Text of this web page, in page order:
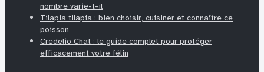
nombre varie-t-il
Tilapia tilapia : bien choisir, cuisiner et connaître ce
poisson
Credelio Chat : le guide complet pour protéger
efficacement votre félin